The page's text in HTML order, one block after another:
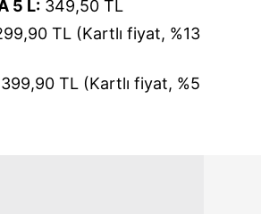
yapılması, amaçlarıyla
dahilinde kullanılacaktır.
aşağıda yer alan panel
Çerezlere ilişkin detaylı bilgi
5 L: 349,50 TL
TL (Kartlı fiyat, %13
399,90 TL (Kartlı fiyat, %5